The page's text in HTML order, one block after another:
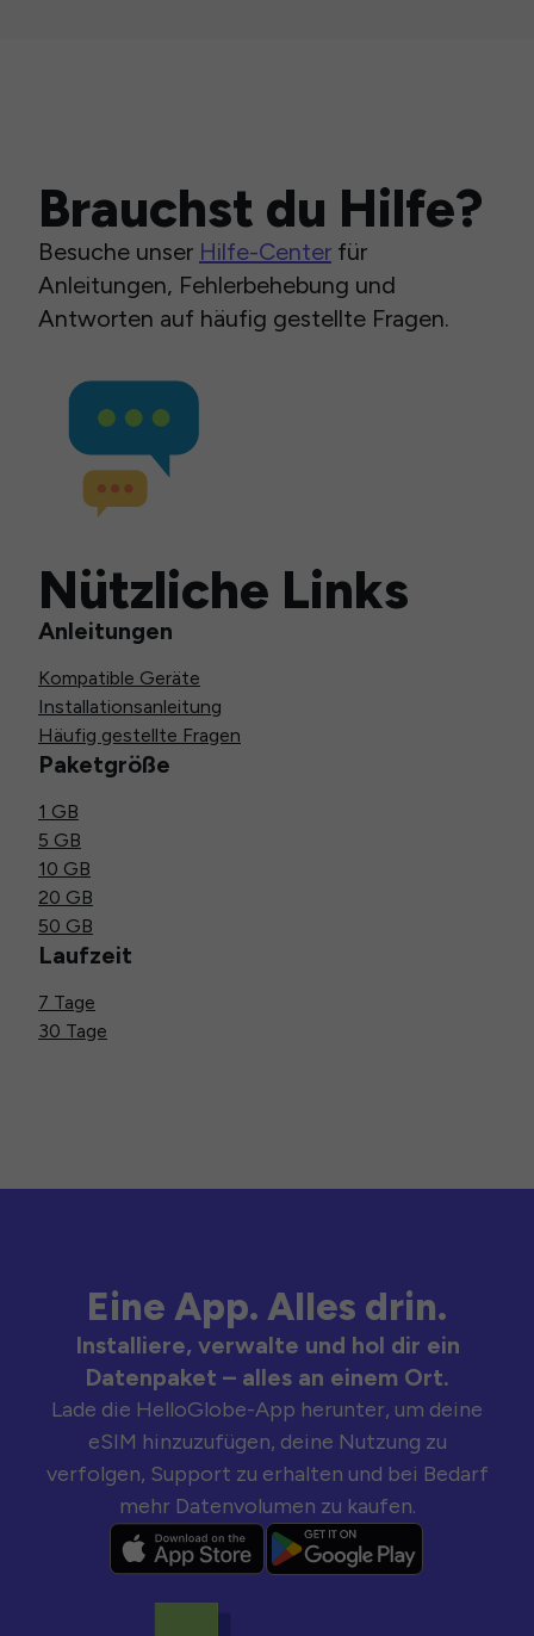
Brauchst du Hilfe?
Besuche unser Hilfe-Center für
Anleitungen, Fehlerbehebung und
Antworten auf häufig gestellte Fragen.
Nützliche Links
Anleitungen
Kompatible Geräte
Installationsanleitung
Häufig gestellte Fragen
Paketgröße
1 GB
5 GB
10 GB
20 GB
50 GB
Laufzeit
7 Tage
30 Tage
Eine App. Alles drin.
Installiere, verwalte und hol dir ein
Datenpaket – alles an einem Ort.
Lade die HelloGlobe-App herunter, um deine
eSIM hinzuzufügen, deine Nutzung zu
verfolgen, Support zu erhalten und bei Bedarf
mehr Datenvolumen zu kaufen.